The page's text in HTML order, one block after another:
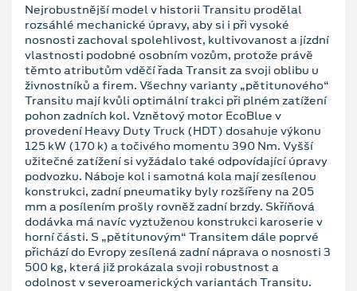
Nejrobustnější model v historii Transitu prodělal
rozsáhlé mechanické úpravy, aby si i při vysoké
nosnosti zachoval spolehlivost, kultivovanost a jízdní
vlastnosti podobné osobním vozům, protože právě
těmto atributům vděčí řada Transit za svoji oblibu u
živnostníků a firem. Všechny varianty „pětitunového“
Transitu mají kvůli optimální trakci při plném zatížení
pohon zadních kol. Vznětový motor EcoBlue v
provedení Heavy Duty Truck (HDT) dosahuje výkonu
125 kW (170 k) a točivého momentu 390 Nm. Vyšší
užitečné zatížení si vyžádalo také odpovídající úpravy
podvozku. Náboje kol i samotná kola mají zesílenou
konstrukci, zadní pneumatiky byly rozšířeny na 205
mm a posílením prošly rovněž zadní brzdy. Skříňová
dodávka má navíc vyztuženou konstrukci karoserie v
horní části. S „pětitunovým“ Transitem dále poprvé
přichází do Evropy zesílená zadní náprava o nosnosti 3
500 kg, která již prokázala svoji robustnost a
odolnost v severoamerických variantách Transitu.